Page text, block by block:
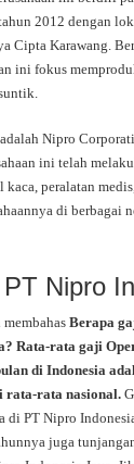
2012 dengan
Cipta Karawang.
ini fokus
Nipro
ini telah
peralatan
di berbagai
Nipro
Berapa
Rata-rata gaji
di Indonesia
rata-rata nasional.
di PT Nipro
juga